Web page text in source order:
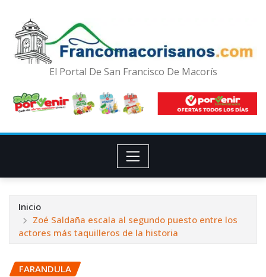
El Portal De San Francisco De Macorís
Inicio
Zoé Saldaña escala al segundo puesto entre los
actores más taquilleros de la historia
FARANDULA